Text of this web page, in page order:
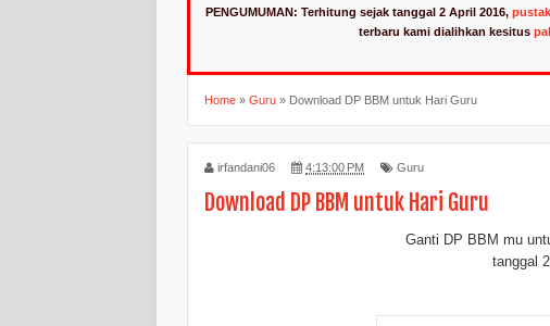
PENGUMUMAN: Terhitung sejak tanggal 2 April 2016,
terbaru kami dialihkan kesitus
Home » Guru » Download DP BBM untuk Hari Guru
irfandani06 4:13:00 PM Guru
Download DP BBM untuk Hari Guru
Ganti DP BBM mu
tanggal